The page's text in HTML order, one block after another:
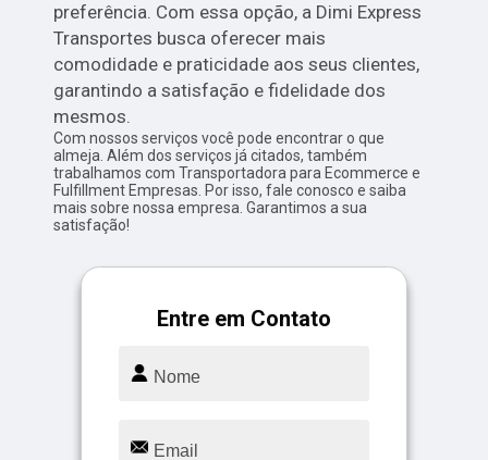
preferência. Com essa opção, a Dimi Express
Transportes busca oferecer mais
comodidade e praticidade aos seus clientes,
garantindo a satisfação e fidelidade dos
mesmos.
Com nossos serviços você pode encontrar o que
almeja. Além dos serviços já citados, também
trabalhamos com Transportadora para Ecommerce e
Fulfillment Empresas. Por isso, fale conosco e saiba
mais sobre nossa empresa. Garantimos a sua
satisfação!
Entre em Contato